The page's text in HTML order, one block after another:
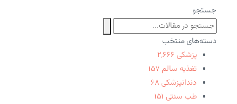
جستجو
دسته‌های منتخب
پزشکی ۲,۶۶۶
تغذیه سالم ۱۵۷
دندانپزشکی ۶۸
طب سنتی ۱۵۱